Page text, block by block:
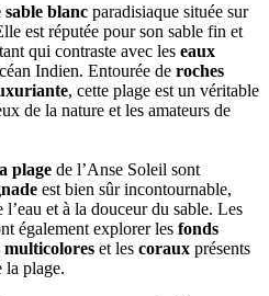
sable blanc paradisiaque située sur
est réputée pour son sable fin et
qui contraste avec les eaux
Indien. Entourée de roches
, cette plage est un véritable
de la nature et les amateurs de
plage de l’Anse Soleil sont
est bien sûr incontournable,
et à la douceur du sable. Les
également explorer les fonds
multicolores et les coraux présents
la plage.